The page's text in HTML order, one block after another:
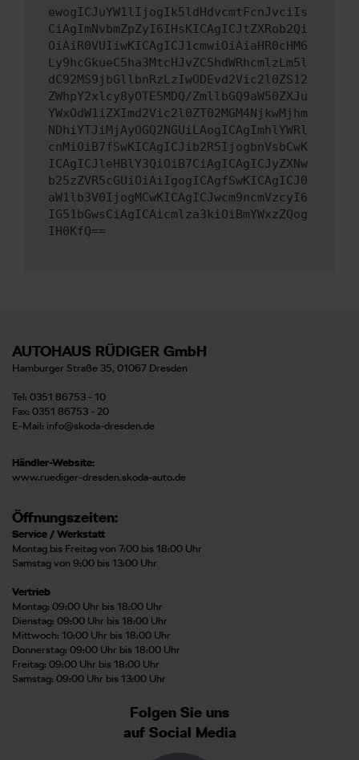
ewogICJuYW1lIjogIk5ldHdvcmtFcnJvciIs
CiAgImNvbmZpZyI6IHsKICAgICJtZXRob2Qi
OiAiR0VUIiwKICAgICJ1cmwiOiAiaHR0cHM6
Ly9hcGkueC5ha3MtcHJvZC5hdWRhcmlzLm5l
dC92MS9jbGllbnRzLzIwODEvd2Vic2l0ZS12
ZWhpY2xlcy8yOTE5MDQ/ZmllbGQ9aW50ZXJu
YWxOdW1iZXImd2Vic2l0ZT02MGM4NjkwMjhm
NDhiYTJiMjAyOGQ2NGUiLAogICAgImhlYWRl
cnMiOiB7fSwKICAgICJib2R5IjogbnVsbCwK
ICAgICJleHBlY3QiOiB7CiAgICAgICJyZXNw
b25zZVR5cGUiOiAiIgogICAgfSwKICAgICJ0
aW1lb3V0IjogMCwKICAgICJwcm9ncmVzcyI6
IG51bGwsCiAgICAicmlza3kiOiBmYWxzZQog
IH0KfQ==
AUTOHAUS RÜDIGER GmbH
Hamburger Straße 35, 01067 Dresden
Tel: 0351 86753 - 10
Fax: 0351 86753 - 20
E-Mail: info@skoda-dresden.de
Händler-Website:
www.ruediger-dresden.skoda-auto.de
Öffnungszeiten:
Service / Werkstatt
Montag bis Freitag von 7:00 bis 18:00 Uhr
Samstag von 9:00 bis 13:00 Uhr
Vertrieb
Montag: 09:00 Uhr bis 18:00 Uhr
Dienstag: 09:00 Uhr bis 18:00 Uhr
Mittwoch: 10:00 Uhr bis 18:00 Uhr
Donnerstag: 09:00 Uhr bis 18:00 Uhr
Freitag: 09:00 Uhr bis 18:00 Uhr
Samstag: 09:00 Uhr bis 13:00 Uhr
Folgen Sie uns
auf Social Media